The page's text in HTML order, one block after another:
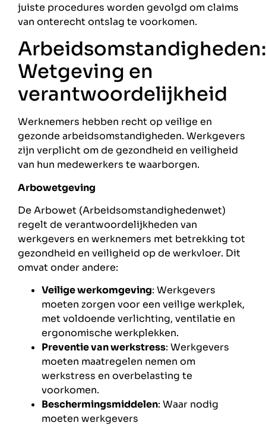
juiste procedures worden gevolgd om claims
van onterecht ontslag te voorkomen.
Arbeidsomstandigheden:
Wetgeving en
verantwoordelijkheid
Werknemers hebben recht op veilige en
gezonde arbeidsomstandigheden. Werkgevers
zijn verplicht om de gezondheid en veiligheid
van hun medewerkers te waarborgen.
Arbowetgeving
De Arbowet (Arbeidsomstandighedenwet)
regelt de verantwoordelijkheden van
werkgevers en werknemers met betrekking tot
gezondheid en veiligheid op de werkvloer. Dit
omvat onder andere:
Veilige werkomgeving: Werkgevers
moeten zorgen voor een veilige werkplek,
met voldoende verlichting, ventilatie en
ergonomische werkplekken.
Preventie van werkstress: Werkgevers
moeten maatregelen nemen om
werkstress en overbelasting te
voorkomen.
Beschermingsmiddelen: Waar nodig
moeten werkgevers